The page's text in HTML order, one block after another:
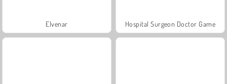
Elvenar Hospital Surgeon Doctor Game